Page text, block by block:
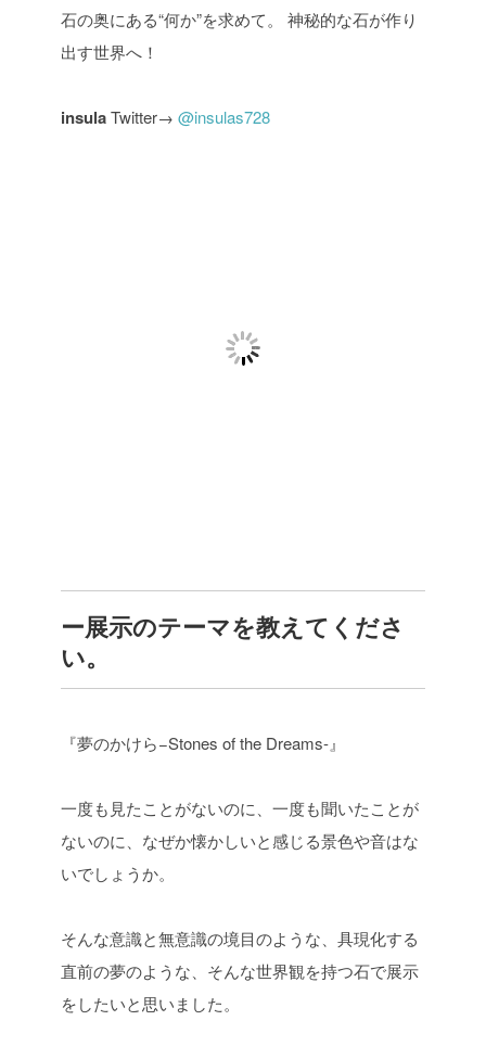
石の奥にある“何か”を求めて。
神秘的な石が作り
出す世界へ！
insulaTwitter→ @insulas728
ー展示のテーマを教えてくださ
い。
『夢のかけら−Stones of the Dreams-』
一度も見たことがないのに、一度も聞いたことが
ないのに、なぜか懐かしいと感じる景色や音はな
いでしょうか。
そんな意識と無意識の境目のような、具現化する
直前の夢のような、そんな世界観を持つ石で展示
をしたいと思いました。